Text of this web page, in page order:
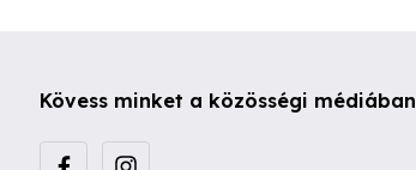
Kövess minket a közösségi médiában